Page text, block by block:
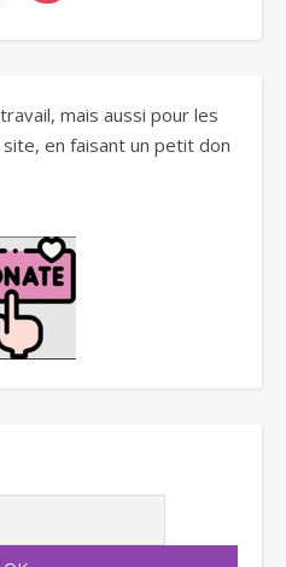
mais aussi pour les
en faisant un petit don